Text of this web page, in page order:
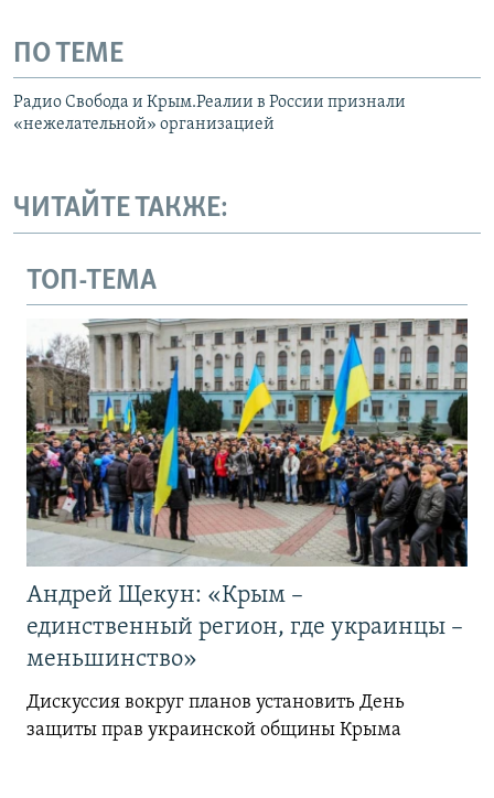
ПО ТЕМЕ
Радио Свобода и Крым.Реалии в России признали
«нежелательной» организацией
ЧИТАЙТЕ ТАКЖЕ:
ТОП-ТЕМА
Андрей Щекун: «Крым –
единственный регион, где украинцы –
меньшинство»
Дискуссия вокруг планов установить День
защиты прав украинской общины Крыма